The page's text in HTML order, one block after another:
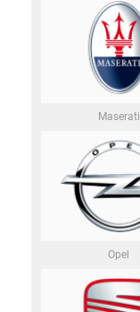
Maserati
Opel